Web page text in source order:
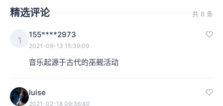
精选评论 共 8 条
1
155****2973
2021-09-13 15:39:09
音乐起源于古代的巫觋活动
luise
2021-02-18 09:36:40